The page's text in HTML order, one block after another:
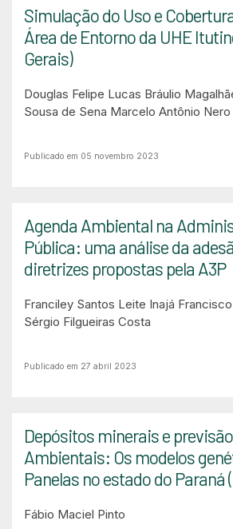
Simulação do Uso e
Área de Entorno da UHE
Gerais)
Douglas Felipe Lucas Bráulio
Sousa de Sena Marcelo Antônio Nero
Publicado em 05 novembro 2023
Agenda Ambiental na
Pública: uma análise da
diretrizes propostas pela A3P
Franciley Santos Leite Inajá
Sérgio Filgueiras Costa
Publicado em 27 abril 2023
Depósitos minerais e
Ambientais: Os modelos
Panelas no estado do Paraná
Fábio Maciel Pinto